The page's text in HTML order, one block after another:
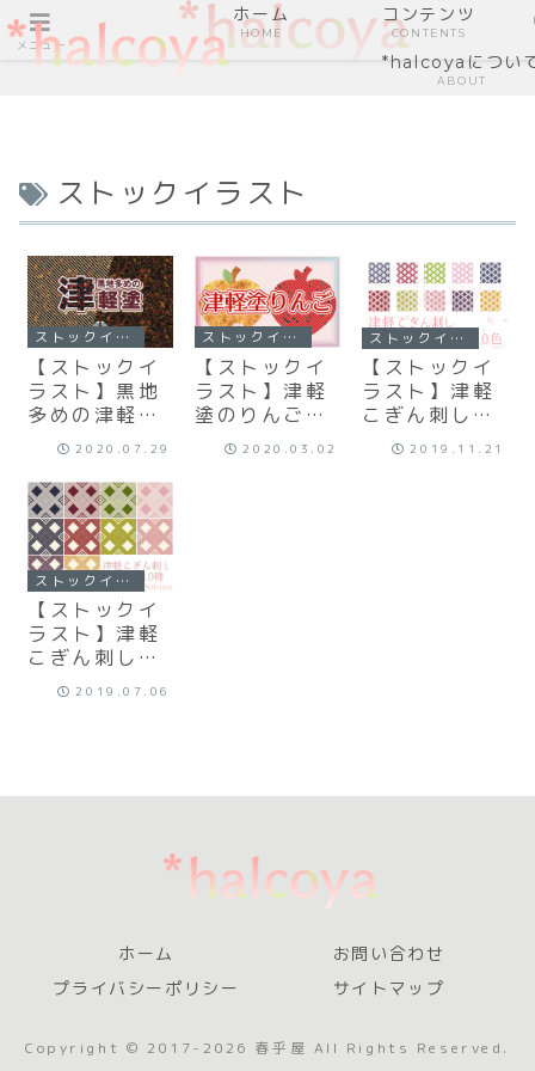
ホーム
HOME
コンテンツ
CONTENTS
*halcoyaについ
ABOUT
ストックイラスト
ストックイラスト
【ストックイ
ラスト】黒地
多めの津軽塗
風テクスチャ
2020.07.29
ストックイラスト
【ストックイ
ラスト】津軽
塗のりんごと
黄金のりんご
2020.03.02
ストックイラスト
【ストックイ
ラスト】津軽
こぎん刺しモ
ドコパターン
26種×２パタ
2019.11.21
ストックイラスト
【ストックイ
ラスト】津軽
こぎん刺しパ
ターン10種
2019.07.06
ホーム
お問い合わせ
プライバシーポリシー
サイトマップ
Copyright © 2017-2026 春乎屋 All Rights Reserved.
メニュー